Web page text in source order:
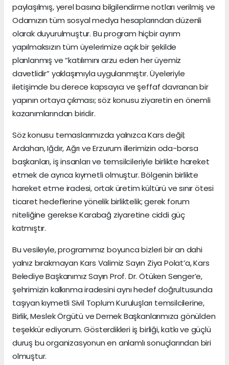
paylaşılmış, yerel basına bilgilendirme notları verilmiş ve
Odamızın tüm sosyal medya hesaplarından düzenli
olarak duyurulmuştur. Bu program hiçbir ayrım
yapılmaksızın tüm üyelerimize açık bir şekilde
planlanmış ve “katılımını arzu eden her üyemiz
davetlidir” yaklaşımıyla uygulanmıştır. Üyeleriyle
iletişimde bu derece kapsayıcı ve şeffaf davranan bir
yapının ortaya çıkması; söz konusu ziyaretin en önemli
kazanımlarından biridir.
Söz konusu temaslarımızda yalnızca Kars değil;
Ardahan, Iğdır, Ağrı ve Erzurum illerimizin oda-borsa
başkanları, iş insanları ve temsilcileriyle birlikte hareket
etmek de ayrıca kıymetli olmuştur. Bölgenin birlikte
hareket etme iradesi, ortak üretim kültürü ve sınır ötesi
ticaret hedeflerine yönelik birliktelik; gerek forum
niteliğine gerekse Karabağ ziyaretine ciddi güç
katmıştır.
Bu vesileyle, programımız boyunca bizleri bir an dahi
yalnız bırakmayan Kars Valimiz Sayın Ziya Polat’a, Kars
Belediye Başkanımız Sayın Prof. Dr. Ötüken Senger’e,
şehrimizin kalkınma iradesini aynı hedef doğrultusunda
taşıyan kıymetli Sivil Toplum Kuruluşları temsilcilerine,
Birlik, Meslek Örgütü ve Dernek Başkanlarımıza gönülden
teşekkür ediyorum. Gösterdikleri iş birliği, katkı ve güçlü
duruş bu organizasyonun en anlamlı sonuçlarından biri
olmuştur.